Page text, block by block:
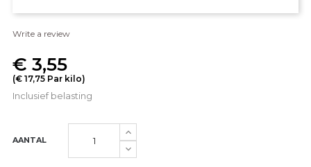
Write a review
€ 3,55
(€ 17,75 Par kilo)
Inclusief belasting
AANTAL